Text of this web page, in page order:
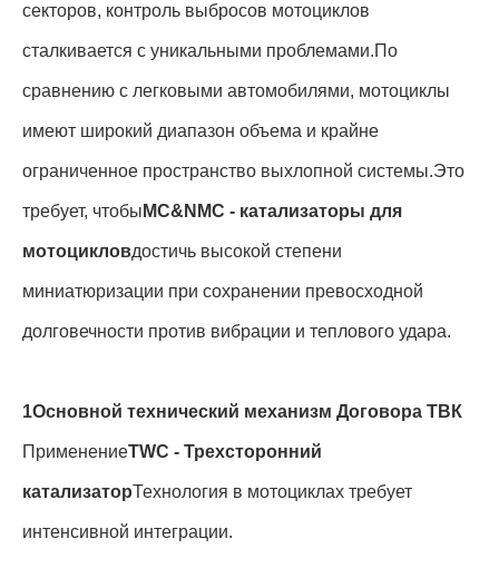
секторов, контроль выбросов мотоциклов
сталкивается с уникальными проблемами.По
сравнению с легковыми автомобилями, мотоциклы
имеют широкий диапазон объема и крайне
ограниченное пространство выхлопной системы.Это
требует, чтобы MC&NMC - катализаторы для
мотоцикловдостичь высокой степени
миниатюризации при сохранении превосходной
долговечности против вибрации и теплового удара.
1Основной технический механизм Договора ТВК
ПрименениеTWC - Трехсторонний
катализаторТехнология в мотоциклах требует
интенсивной интеграции.